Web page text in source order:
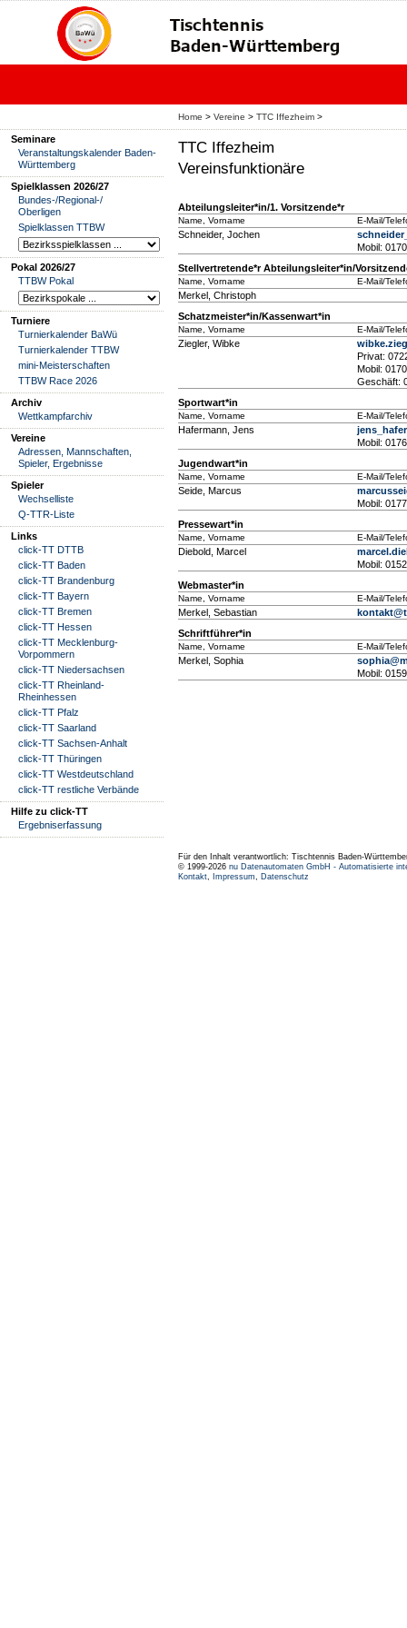
Home > Vereine > TTC Iffezheim >
Seminare
Veranstaltungskalender Baden-
Württemberg
Spielklassen 2026/27
Bundes-/Regional-/
Oberligen
Spielklassen TTBW
Pokal 2026/27
TTBW Pokal
Turniere
Turnierkalender BaWü
Turnierkalender TTBW
mini-Meisterschaften
TTBW Race 2026
Archiv
Wettkampfarchiv
Vereine
Adressen, Mannschaften,
Spieler, Ergebnisse
Spieler
Wechselliste
Q-TTR-Liste
Links
click-TT DTTB
click-TT Baden
click-TT Brandenburg
click-TT Bayern
click-TT Bremen
click-TT Hessen
click-TT Mecklenburg-
Vorpommern
click-TT Niedersachsen
click-TT Rheinland-
Rheinhessen
click-TT Pfalz
click-TT Saarland
click-TT Sachsen-Anhalt
click-TT Thüringen
click-TT Westdeutschland
click-TT restliche Verbände
Hilfe zu click-TT
Ergebniserfassung
TTC Iffezheim
Vereinsfunktionäre
Abteilungsleiter*in/1. Vorsitzende*r
Name, Vorname E-Mail/
Schneider, Jochen
Mobil:
Stellvertretende*r Abteilungsleiter*in/
Name, Vorname E-Mail/
Merkel, Christoph
Schatzmeister*in/Kassenwart*in
Name, Vorname E-Mail/
Ziegler, Wibke
Privat:
Mobil:
Geschäft:
Sportwart*in
Name, Vorname E-Mail/
Hafermann, Jens
Mobil:
Jugendwart*in
Name, Vorname E-Mail/
Seide, Marcus
Mobil:
Pressewart*in
Name, Vorname E-Mail/
Diebold, Marcel
Mobil:
Webmaster*in
Name, Vorname E-Mail/
Merkel, Sebastian
Schriftführer*in
Name, Vorname E-Mail/
Merkel, Sophia
Mobil:
Für den Inhalt verantwortlich: Tischtennis Baden-
© 1999-2026 nu Datenautomaten GmbH - Automatisierte
Kontakt, Impressum, Datenschutz